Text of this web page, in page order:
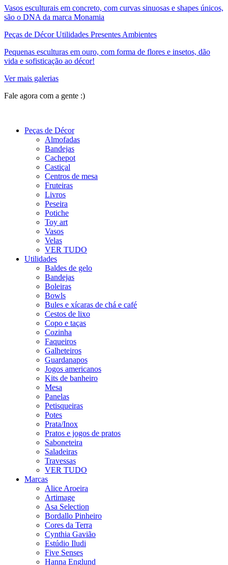
Vasos esculturais em concreto, com curvas sinuosas e shapes únicos,
são o DNA da marca Monamia
Peças de Décor Utilidades Presentes Ambientes
Pequenas esculturas em ouro, com forma de flores e insetos, dão
vida e sofisticação ao décor!
Ver mais galerias
Fale agora com a gente :)
Peças de Décor
Almofadas
Bandejas
Cachepot
Castiçal
Centros de mesa
Fruteiras
Livros
Peseira
Potiche
Toy art
Vasos
Velas
VER TUDO
Utilidades
Baldes de gelo
Bandejas
Boleiras
Bowls
Bules e xícaras de chá e café
Cestos de lixo
Copo e taças
Cozinha
Faqueiros
Galheteiros
Guardanapos
Jogos americanos
Kits de banheiro
Mesa
Panelas
Petisqueiras
Potes
Prata/Inox
Pratos e jogos de pratos
Saboneteira
Saladeiras
Travessas
VER TUDO
Marcas
Alice Aroeira
Artimage
Asa Selection
Bordallo Pinheiro
Cores da Terra
Cynthia Gavião
Estúdio Iludi
Five Senses
Hanna Englund